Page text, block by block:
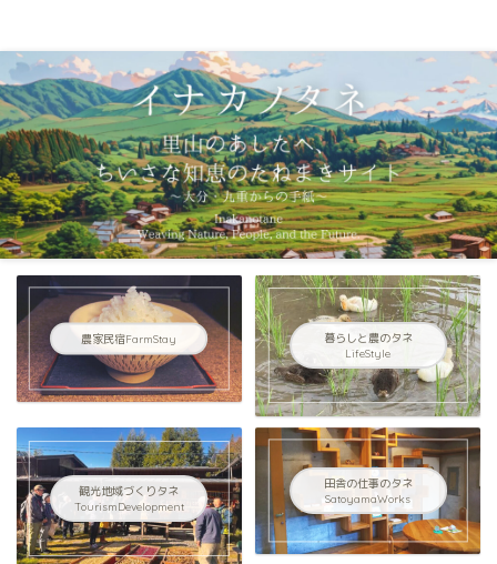
農家民宿FarmStay
暮らしと農のタネ
LifeStyle
観光地域づくりタネ
TourismDevelopment
田舎の仕事のタネ
SatoyamaWorks